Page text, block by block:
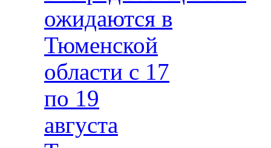
ожидаются в
Тюменской
области с 17
по 19
августа